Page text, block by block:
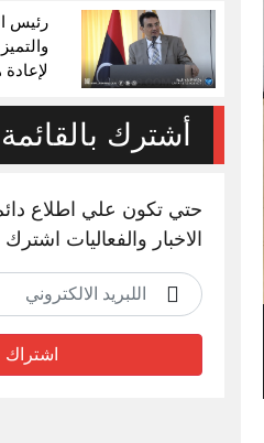
رئيس
لإعادة
أشترك بالقائمة
حتي تكون علي اطلاع
الاخبار والفعاليات اشترك
اشتراك